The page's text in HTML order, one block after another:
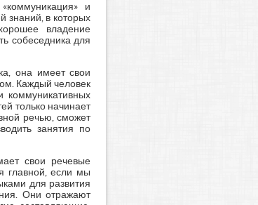
и
знаний, в которых
владение
собеседника для
она имеет свои
Каждый человек
только начинает
речью, сможет
занятия по
свои речевые
главной, если мы
для развития
Они отражают